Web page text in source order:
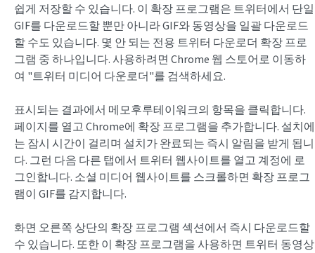
쉽게 저장할 수 있습니다. 이 확장 프로그램은 트위터에서 단일
GIF를 다운로드할 뿐만 아니라 GIF와 동영상을 일괄 다운로드
할 수도 있습니다. 몇 안 되는 전용 트위터 다운로더 확장 프로
그램 중 하나입니다. 사용하려면 Chrome 웹 스토어로 이동하
여 "트위터 미디어 다운로더"를 검색하세요.
표시되는 결과에서 메모후루테이워크의 항목을 클릭합니다.
페이지를 열고 Chrome에 확장 프로그램을 추가합니다. 설치에
는 잠시 시간이 걸리며 설치가 완료되는 즉시 알림을 받게 됩니
다. 그런 다음 다른 탭에서 트위터 웹사이트를 열고 계정에 로
그인합니다. 소셜 미디어 웹사이트를 스크롤하면 확장 프로그
램이 GIF를 감지합니다.
화면 오른쪽 상단의 확장 프로그램 섹션에서 즉시 다운로드할
수 있습니다. 또한 이 확장 프로그램을 사용하면 트위터 동영상